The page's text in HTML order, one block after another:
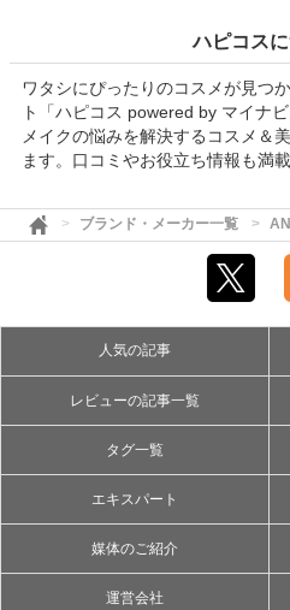
ハピコス
ワタシにぴったりのコスメが見つ
ト「ハピコス powered by マイナ
メイクの悩みを解決するコスメ＆
ます。口コミやお役立ち情報も満載
ブランド・メーカー一覧
人気の記事
レビューの記事一覧
タグ一覧
エキスパート
媒体のご紹介
運営会社